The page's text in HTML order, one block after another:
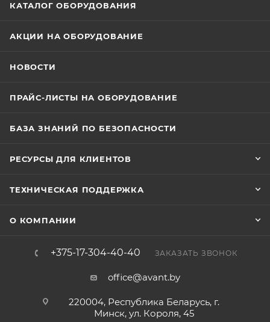
КАТАЛОГ ОБОРУДОВАНИЯ
АКЦИИ НА ОБОРУДОВАНИЕ
НОВОСТИ
ПРАЙС-ЛИСТЫ НА ОБОРУДОВАНИЕ
БАЗА ЗНАНИЙ ПО БЕЗОПАСНОСТИ
РЕСУРСЫ ДЛЯ КЛИЕНТОВ
ТЕХНИЧЕСКАЯ ПОДДЕРЖКА
О КОМПАНИИ
+375-17-304-40-40 ЗАКАЗАТЬ ЗВОНОК
office@avant.by
220004, Республика Беларусь, г.
Минск, ул. Короля, 45